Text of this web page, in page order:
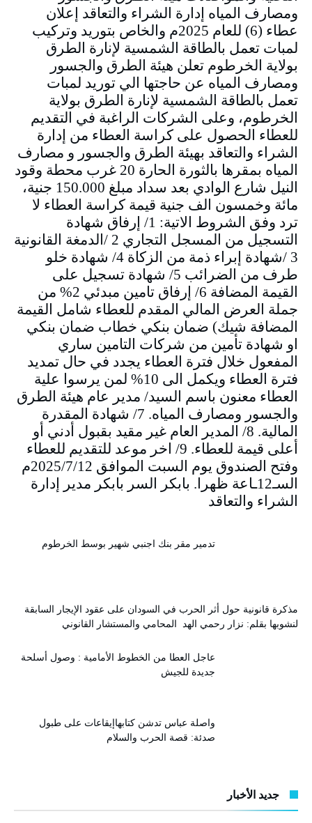
ومصارف المياه إدارة الشراء والتعاقد إعلان
عطاء (6) للعام 2025م والخاص بتوريد وتركيب
لمبات تعمل بالطاقة الشمسية لإنارة الطرق
بولاية الخرطوم تعلن هيئة الطرق والجسور
ومصارف المياه عن حاجتها الي توريد لمبات
تعمل بالطاقة الشمسية لإنارة الطرق بولاية
الخرطوم، وعلى الشركات الراغبة في التقديم
للعطاء الحصول على كراسة العطاء من إدارة
الشراء والتعاقد بهيئة الطرق والجسور و مصارف
المياه بمقرها بالثورة الحارة 20 غرب محطة وقود
النيل شارع الوادي بعد سداد مبلغ 150.000 جنية،
مائة وخمسون الف جنية قيمة كراسة العطاء لا
ترد وفق الشروط الاتية: 1/ إرفاق شهادة
التسجيل من المسجل التجاري 2 /الدمغة القانونية
3 /شهادة إبراء ذمة من الزكاة 4/ شهادة خلو
طرف من الضرائب 5/ شهادة تسجيل على
القيمة المضافة 6/ إرفاق تامين مبدئي 2% من
جملة العرض المالي المقدم للعطاء شامل القيمة
المضافة شيك) ضمان بنكي خطاب ضمان بنكي
او شهادة تأمين من شركات التامين ساري
المفعول خلال فترة العطاء يجدد في حال تمديد
فترة العطاء ويكمل الى 10% لمن يرسوا علية
العطاء معنون باسم السيد/ مدير عام هيئة الطرق
والجسور ومصارف المياه. 7/ شهادة المقدرة
المالية. 8/ المدير العام غير مقيد بقبول أدني أو
أعلى قيمة للعطاء. 9/ اخر موعد للتقديم للعطاء
وفتح الصندوق يوم السبت الموافق 2025/7/12م
السـ12ـاعة ظهرا. بابكر السر بابكر مدير إدارة
الشراء والتعاقد
تدمير مقر بنك اجنبي شهير بوسط الخرطوم
مذكرة قانونية حول أثر الحرب في السودان على عقود الإيجار السابقة
لنشوبها بقلم: نزار رحمي الهد المحامي والمستشار القانوني
عاجل العطا من الخطوط الأمامية : وصول أسلحة
جديدة للجيش
واصلة عباس تدشن كتابهاإيقاعات على طبول
صدئة: قصة الحرب والسلام
جديد الأخبار